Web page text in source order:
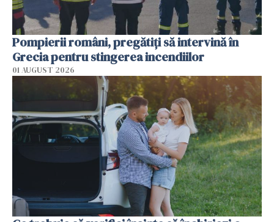
Pompierii români, pregătiţi să intervină în
Grecia pentru stingerea incendiilor
01 AUGUST 2026